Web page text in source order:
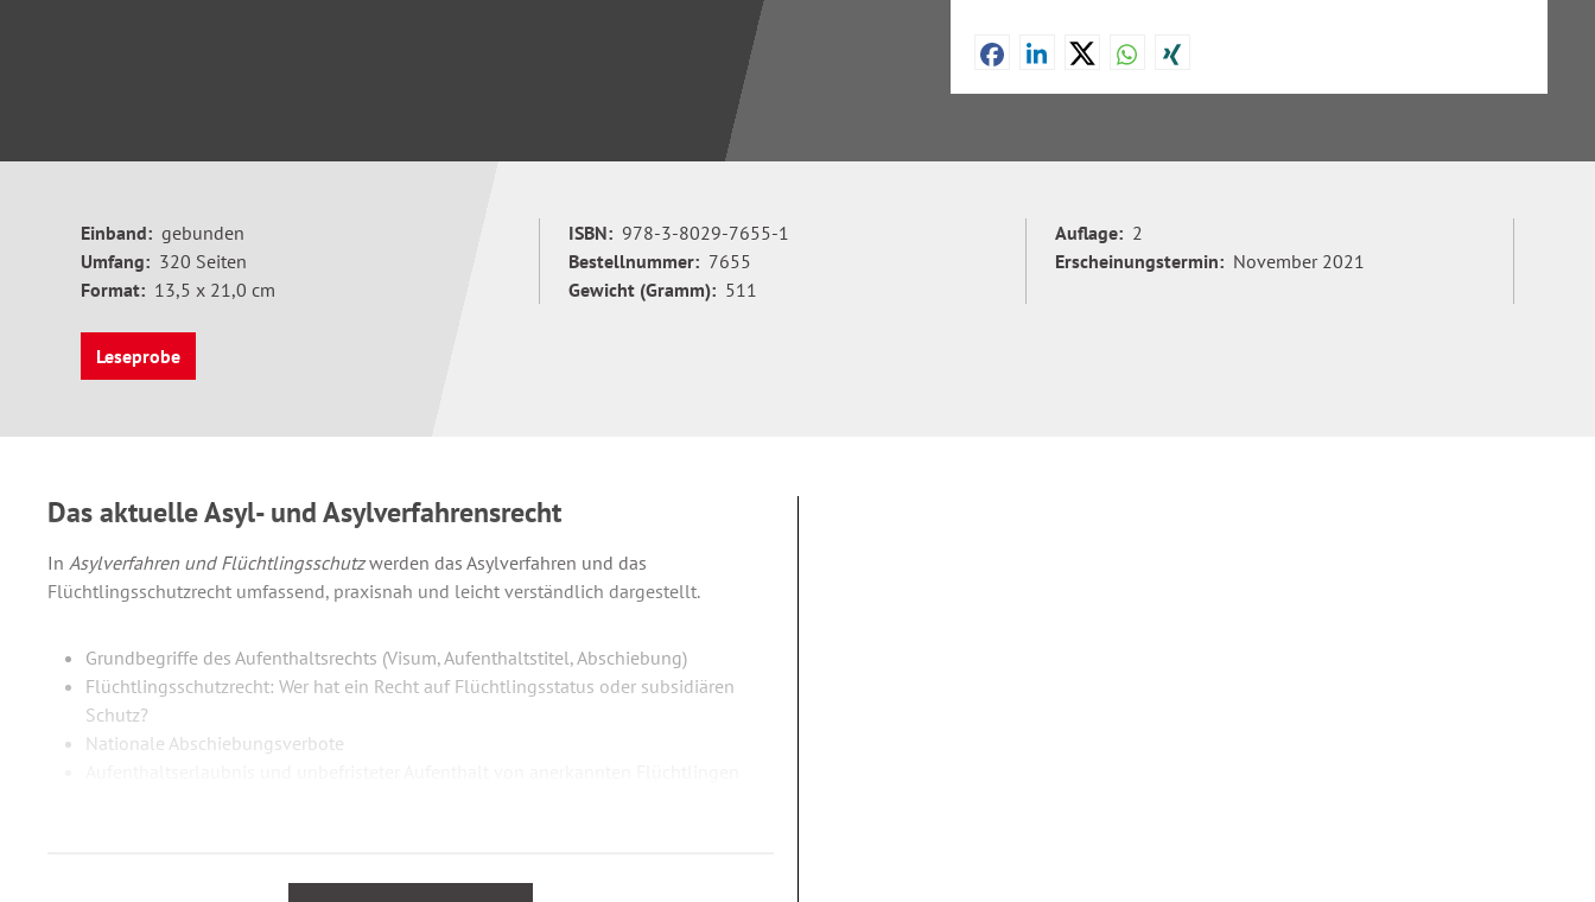
Einband: gebunden
Umfang: 320 Seiten
Format: 13,5 x 21,0 cm
ISBN: 978-3-8029-7655-1
Bestellnummer: 7655
Gewicht (Gramm): 511
Auflage: 2
Erscheinungstermin: November 2021
Leseprobe
Das aktuelle Asyl- und Asylverfahrensrecht
In Asylverfahren und Flüchtlingsschutzwerden das Asylverfahren und das
Flüchtlingsschutzrecht umfassend, praxisnah und leicht verständlich dargestellt.
Grundbegriffe des Aufenthaltsrechts (Visum, Aufenthaltstitel, Abschiebung)
Flüchtlingsschutzrecht: Wer hat ein Recht auf Flüchtlingsstatus oder subsidiären
Schutz?
Nationale Abschiebungsverbote
Rechtsfragen bei Anträgen nach einem Kontakt mit einem europäischen Drittstaat